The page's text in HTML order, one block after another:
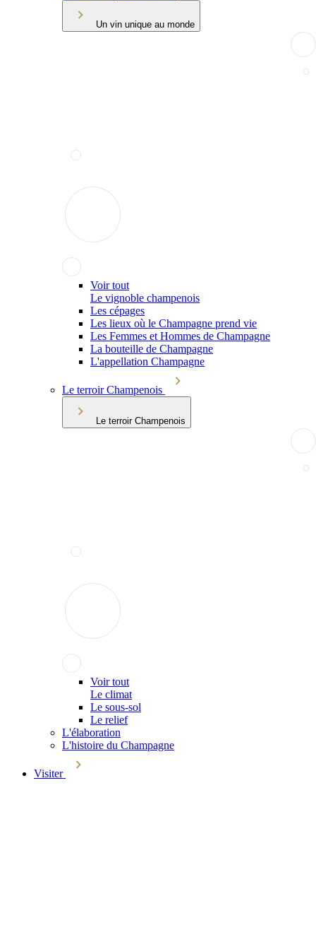
Un vin unique au monde
Voir tout
Le vignoble champenois
Les cépages
Les lieux où le Champagne prend vie
Les Femmes et Hommes de Champagne
La bouteille de Champagne
L'appellation Champagne
Le terroir Champenois
Le terroir Champenois
Voir tout
Le climat
Le sous-sol
Le relief
L'élaboration
L'histoire du Champagne
Visiter